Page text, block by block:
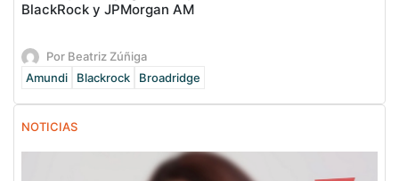
BlackRock y JPMorgan AM
Por Beatriz Zúñiga
Amundi
Blackrock Broadridge
NOTICIAS